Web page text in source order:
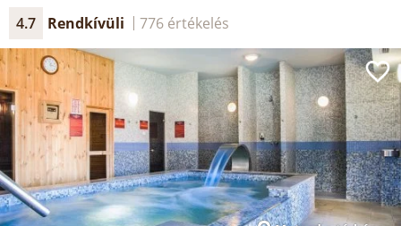
4.7 Rendkívüli 776 értékelés